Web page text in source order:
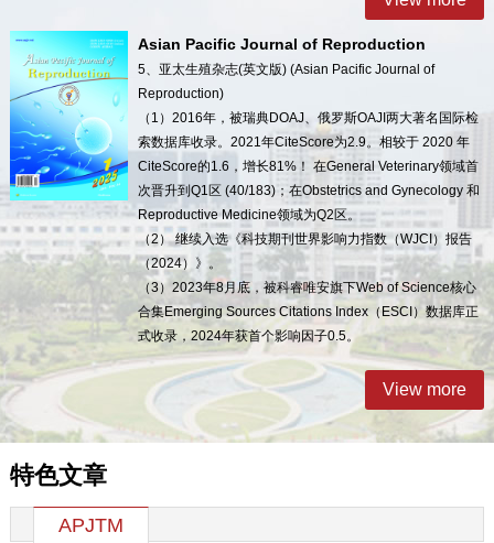
Asian Pacific Journal of Reproduction
5、亚太生殖杂志(英文版) (Asian Pacific Journal of
Reproduction)
（1）2016年，被瑞典DOAJ、俄罗斯OAJI两大著名国际检
索数据库收录。2021年CiteScore为2.9。相较于 2020 年
CiteScore的1.6，增长81%！ 在General Veterinary领域首
次晋升到Q1区 (40/183)；在Obstetrics and Gynecology 和
Reproductive Medicine领域为Q2区。
（2） 继续入选《科技期刊世界影响力指数（WJCI）报告
（2024）》。
（3）2023年8月底，被科睿唯安旗下Web of Science核心
合集Emerging Sources Citations Index（ESCI）数据库正
式收录，2024年获首个影响因子0.5。
View more
特色文章
APJTM